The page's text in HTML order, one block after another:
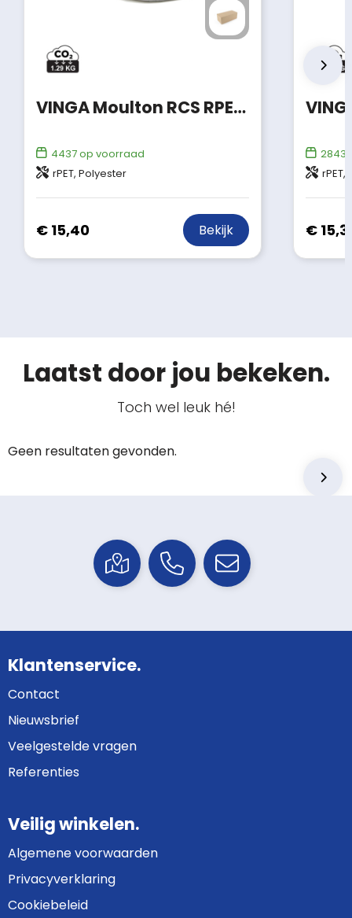
VINGA Moulton RCS RPETslippers S/M
4437op voorraad
rPET, Polyester
€ 15,40 Bekijk
2843
rPET,
€
Laatst door jou bekeken.
Toch wel leuk hé!
Geen resultaten gevonden.
Klantenservice.
Contact
Nieuwsbrief
Veelgestelde vragen
Referenties
Veilig winkelen.
Algemene voorwaarden
Privacyverklaring
Cookiebeleid